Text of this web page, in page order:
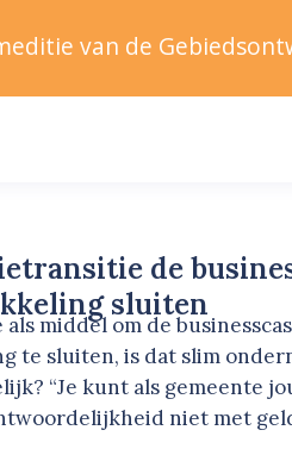
de
sluiten
middel om de
te sluiten, is dat slim
“Je kunt als gemeente
niet met
van de